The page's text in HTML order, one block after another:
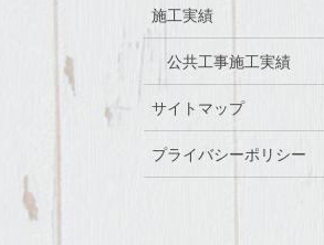
施工実績
公共工事施工実績
サイトマップ
プライバシーポリシー